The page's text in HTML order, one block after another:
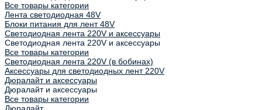
Все товары категории
Лента светодиодная 48V
Блоки питания для лент 48V
Светодиодная лента 220V и аксессуары
Светодиодная лента 220V и аксессуары
Все товары категории
Светодиодная лента 220V (в бобинах)
Аксессуары для светодиодных лент 220V
Дюралайт и аксессуары
Дюралайт и аксессуары
Все товары категории